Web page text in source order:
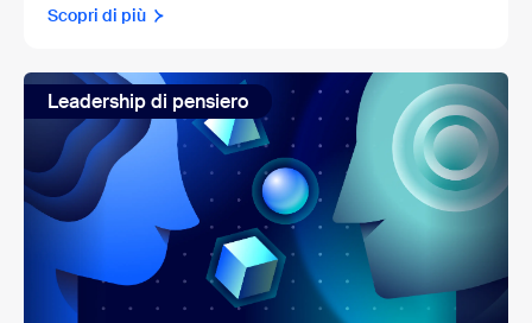
Scopri di più
Leadership di pensiero